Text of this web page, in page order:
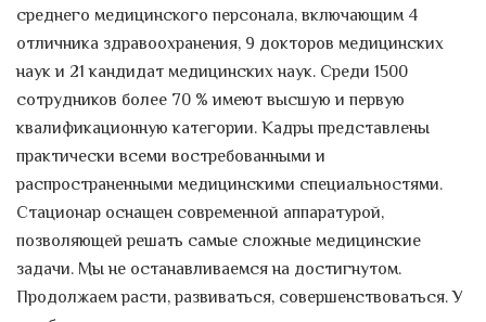
Вас принять участие в акции...
О донорстве заведующий
отделением переливания крови
СПб ГБУЗ "Городская больница
№ 15" Беляев Андрей
Евгеньевич
1 декабря – всемирный день
борьбы со СПИДом. Ответы на
самые актуальные вопросы!
ВИЧ и СПИД – что это? ВИЧ-
инфекция – это неизлечимое
среднего медицинского персонала, включающим 4
отличника здравоохранения, 9 докторов медицинских
наук и 21 кандидат медицинских наук. Среди 1500
сотрудников более 70 % имеют высшую и первую
квалификационную категории. Кадры представлены
практически всеми востребованными и
распространенными медицинскими специальностями.
Стационар оснащен современной аппаратурой,
позволяющей решать самые сложные медицинские
задачи. Мы не останавливаемся на достигнутом.
Продолжаем расти, развиваться, совершенствоваться. У